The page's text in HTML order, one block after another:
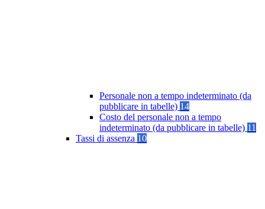
Personale non a tempo indeterminato (da
pubblicare in tabelle) 14
Costo del personale non a tempo
indeterminato (da pubblicare in tabelle) 11
Tassi di assenza 10